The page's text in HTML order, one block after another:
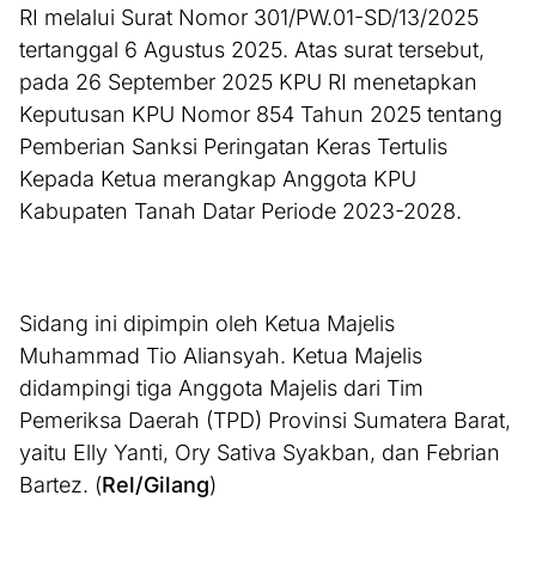
RI melalui Surat Nomor 301/PW.01-SD/13/2025
tertanggal 6 Agustus 2025. Atas surat tersebut,
pada 26 September 2025 KPU RI menetapkan
Keputusan KPU Nomor 854 Tahun 2025 tentang
Pemberian Sanksi Peringatan Keras Tertulis
Kepada Ketua merangkap Anggota KPU
Kabupaten Tanah Datar Periode 2023-2028.
Sidang ini dipimpin oleh Ketua Majelis
Muhammad Tio Aliansyah. Ketua Majelis
didampingi tiga Anggota Majelis dari Tim
Pemeriksa Daerah (TPD) Provinsi Sumatera Barat,
yaitu Elly Yanti, Ory Sativa Syakban, dan Febrian
Bartez. (Rel/Gilang)